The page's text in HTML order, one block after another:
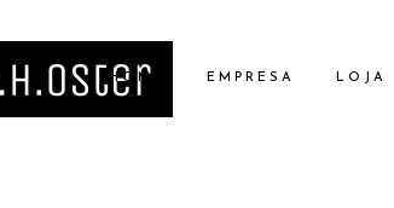
HOME EMPRESA LOJA